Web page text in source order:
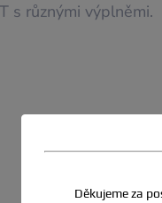
s různými výplněmi.
Děkujeme za